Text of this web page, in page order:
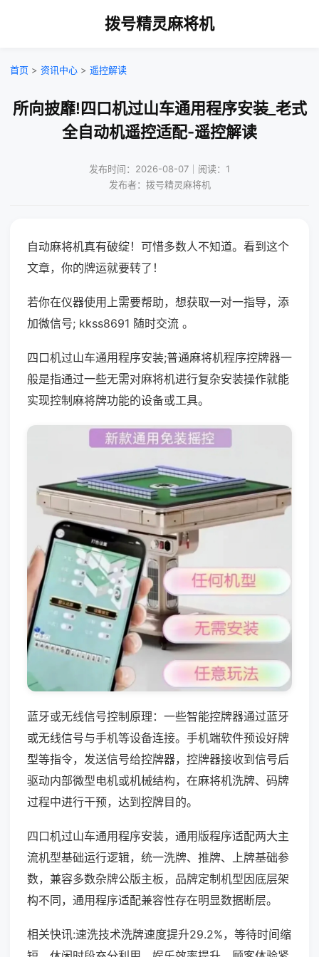
拨号精灵麻将机
首页 > 资讯中心 > 遥控解读
所向披靡!四口机过山车通用程序安装_老式
全自动机遥控适配-遥控解读
发布时间：2026-08-07｜阅读：1
发布者：拨号精灵麻将机
自动麻将机真有破绽！可惜多数人不知道。看到这个
文章，你的牌运就要转了！
若你在仪器使用上需要帮助，想获取一对一指导，添
加微信号; kkss8691 随时交流 。
四口机过山车通用程序安装;普通麻将机程序控牌器一
般是指通过一些无需对麻将机进行复杂安装操作就能
实现控制麻将牌功能的设备或工具。
蓝牙或无线信号控制原理：一些智能控牌器通过蓝牙
或无线信号与手机等设备连接。手机端软件预设好牌
型等指令，发送信号给控牌器，控牌器接收到信号后
驱动内部微型电机或机械结构，在麻将机洗牌、码牌
过程中进行干预，达到控牌目的。
四口机过山车通用程序安装，通用版程序适配两大主
流机型基础运行逻辑，统一洗牌、推牌、上牌基础参
数，兼容多数杂牌公版主板，品牌定制机型因底层架
构不同，通用程序适配兼容性存在明显数据断层。
相关快讯:速洗技术洗牌速度提升29.2%，等待时间缩